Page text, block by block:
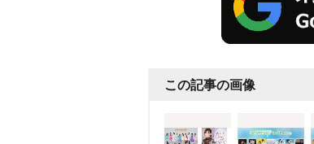
ラーズとしてアニサマ
【イルミネーションス
この記事の画像